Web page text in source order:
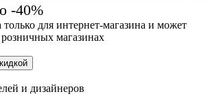
-40%
для интернет-магазина и может
магазинах
и дизайнеров